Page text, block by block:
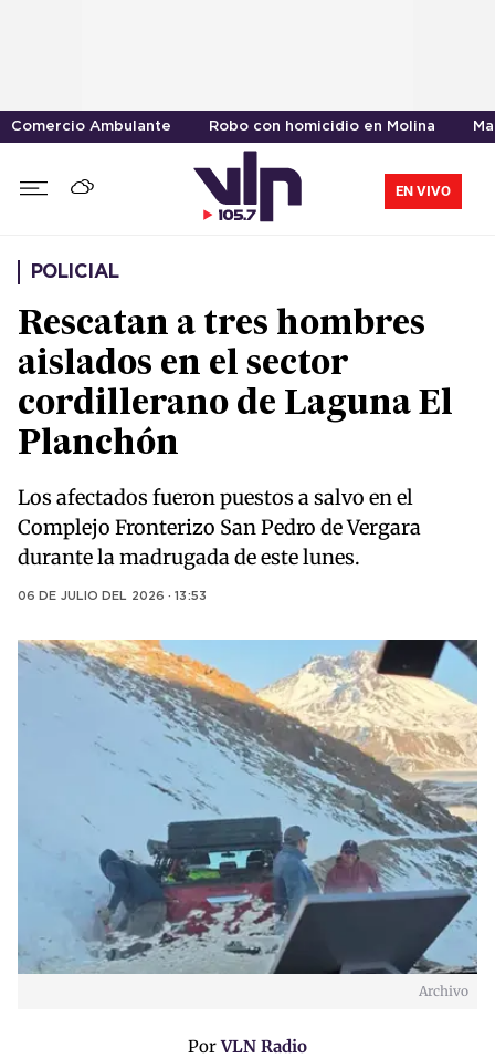
Comercio Ambulante Robo con homicidio en Molina
EN VIVO
POLICIAL
Rescatan a tres hombres
aislados en el sector
cordillerano de Laguna El
Planchón
Los afectados fueron puestos a salvo en el
Complejo Fronterizo San Pedro de Vergara
durante la madrugada de este lunes.
06 DE JULIO DEL 2026 · 13:53
Archivo
PorVLN Radio